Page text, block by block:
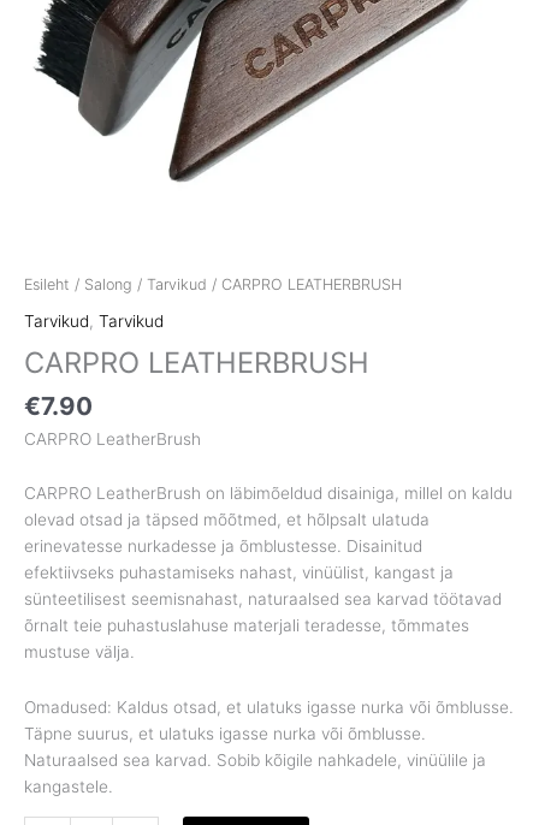
Esileht / Salong / Tarvikud / CARPRO LEATHERBRUSH
Tarvikud Tarvikud
CARPRO LEATHERBRUSH
€7.90
CARPRO LeatherBrush
CARPRO LeatherBrush on läbimõeldud disainiga, millel on kaldu
olevad otsad ja täpsed mõõtmed, et hõlpsalt ulatuda
erinevatesse nurkadesse ja õmblustesse. Disainitud
efektiivseks puhastamiseks nahast, vinüülist, kangast ja
sünteetilisest seemisnahast, naturaalsed sea karvad töötavad
õrnalt teie puhastuslahuse materjali teradesse, tõmmates
mustuse välja.
Omadused: Kaldus otsad, et ulatuks igasse nurka või õmblusse.
Täpne suurus, et ulatuks igasse nurka või õmblusse.
Naturaalsed sea karvad. Sobib kõigile nahkadele, vinüülile ja
kangastele.